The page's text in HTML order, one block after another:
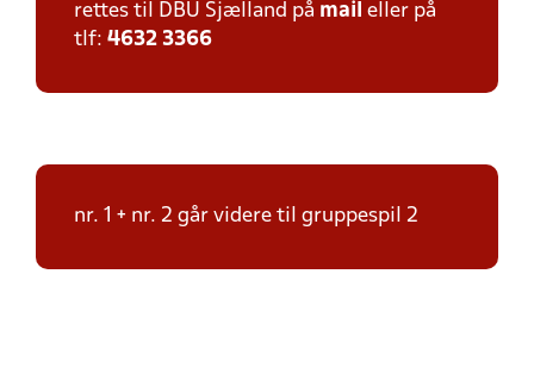
rettes til DBU Sjælland på mail eller på
tlf: 4632 3366
nr. 1 + nr. 2 går videre til gruppespil 2